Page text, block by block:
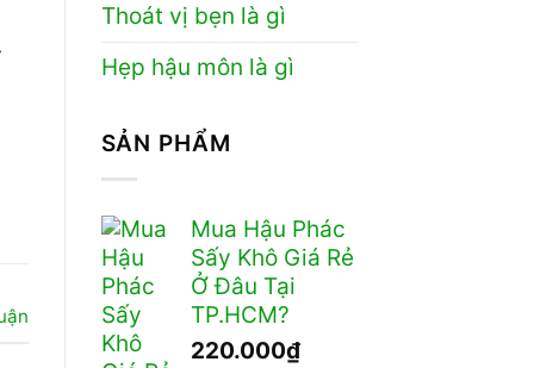
Thoát vị bẹn là gì
Hẹp hậu môn là gì
SẢN PHẨM
Mua Hậu Phác
Sấy Khô Giá Rẻ
Ở Đâu Tại
TP.HCM?
220.000₫